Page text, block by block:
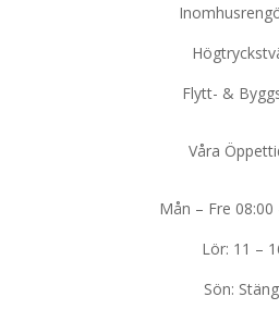
Flytt- &
Våra
Mån – Fre 08:00
Lör: 11 –
Sön: